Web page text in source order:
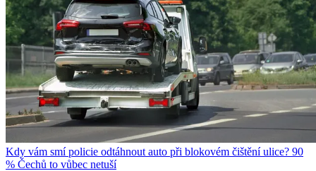
Kdy vám smí policie odtáhnout auto při blokovém čištění ulice? 90
% Čechů to vůbec netuší